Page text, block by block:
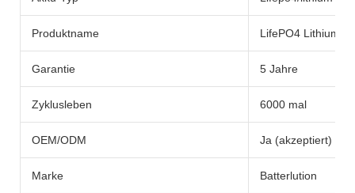
Produktname LifePO4 Lithium -
Garantie 5 Jahre
Zyklusleben 6000 mal
OEM/ODM Ja (akzeptiert)
Marke Batterlution